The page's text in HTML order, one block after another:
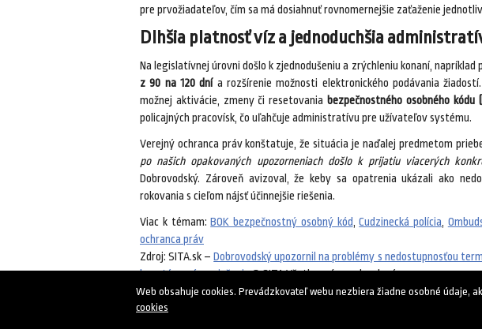
pre prvožiadateľov, čím sa má dosiahnuť rovnomernejšie zaťaženie
Dlhšia platnosť víz a jednoduchšia
Na legislatívnej úrovni došlo k zjednodušeniu a zrýchleniu konaní,
z 90 na 120 dnía rozšírenie možnosti elektronického podávania
možnej aktivácie, zmeny či resetovaniabezpečnostného osobného kódu
policajných pracovísk, čo uľahčuje administratívu pre užívateľov systému.
Verejný ochranca práv konštatuje, že situácia je naďalej predmetom
po našich opakovaných upozorneniach došlo k prijatiu viacerých
Dobrovodský. Zároveň avizoval, že keby sa opatrenia ukázali ako
rokovania s cieľom nájsť účinnejšie riešenia.
Viac k témam:BOK bezpečnostný osobný kód,Cudzinecká polícia,
ochranca práv
Zdroj: SITA.sk –Dobrovodský upozornil na problémy s nedostupnosťou
k systémovému riešeniu© SITA Všetky práva vyhradené.
Web obsahuje cookies. Prevádzkovateľ webu nezbiera žiadne osobné údaje,
cookies